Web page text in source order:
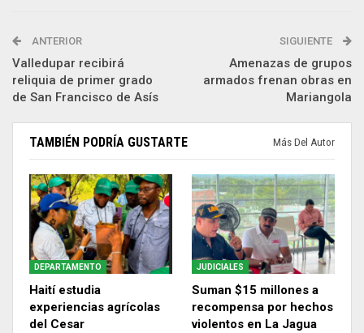
ANTERIOR
Valledupar recibirá
reliquia de primer grado
de San Francisco de Asís
SIGUIENTE
Amenazas de grupos
armados frenan obras en
Mariangola
TAMBIÉN PODRÍA GUSTARTE Más Del Autor
DEPARTAMENTO
Haití estudia
experiencias agrícolas
del Cesar
JUDICIALES
Suman $15 millones a
recompensa por hechos
violentos en La Jagua